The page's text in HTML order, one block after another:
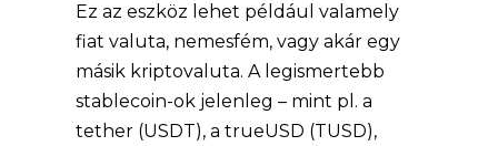
Ez az eszköz lehet például valamely
fiat valuta, nemesfém, vagy akár egy
másik kriptovaluta. A legismertebb
stablecoin-ok jelenleg – mint pl. a
tether (USDT), a trueUSD (TUSD),